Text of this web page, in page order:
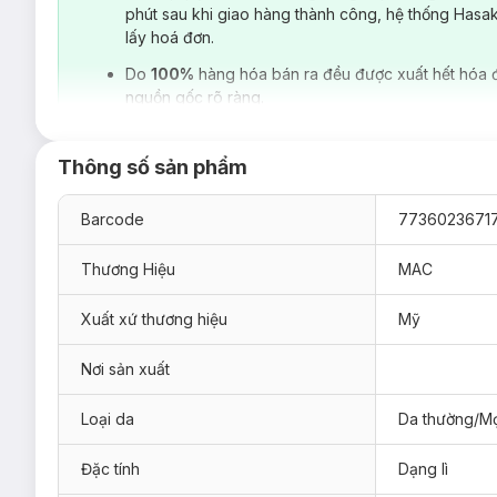
“Kem nền - Foundation” cái tên gần như quá quen thuộc
mềm mịn hoàn hảo nhất.Kem nềnlà bước quyết định trong
Kem Nền Mỏng Mịn MAC SPF 30 PA++ Màu Sáng Studio
trung bình các khuyết điểm, lấp đầy lỗ chân lông, nếp nhăn
nhiều lần để nâng cao độ che phủ mà không lo da bị bí bách
hảo trên da khiến làn da của bạn trở nên rạng rỡ. Bên cạnh
Foundationcòn có chỉ số chống nắng SPF 30 giúp bảo vệ
phút sau khi giao hàng thành công, hệ thống
lấy hoá đơn.
Do 100% hàng hóa bán ra đều được xuất hết hóa
nguồn gốc rõ ràng.
Thông số sản phẩm
Barcode
Thương Hiệu MAC
Xuất xứ thương hiệu Mỹ
Nơi sản xuất
Loại da Da thường/
Đặc tính Dạng lì